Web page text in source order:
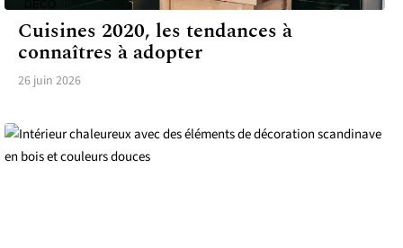
Cuisines 2020, les tendances à
connaîtres à adopter
26 juin 2026